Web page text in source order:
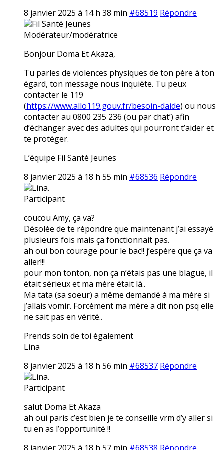
8 janvier 2025 à 14 h 38 min #68519 Répondre
Fil Santé Jeunes
Modérateur/modératrice
Bonjour Doma Et Akaza,
Tu parles de violences physiques de ton père à ton
égard, ton message nous inquiète. Tu peux
contacter le 119
(https://www.allo119.gouv.fr/besoin-daide) ou nous
contacter au 0800 235 236 (ou par chat’) afin
d’échanger avec des adultes qui pourront t’aider et
te protéger.
L’équipe Fil Santé Jeunes
8 janvier 2025 à 18 h 55 min #68536 Répondre
Lina.
Participant
coucou Amy, ça va?
Désolée de te répondre que maintenant j’ai essayé
plusieurs fois mais ça fonctionnait pas.
ah oui bon courage pour le bac!! j’espère que ça va
aller!!!
pour mon tonton, non ça n’étais pas une blague, il
était sérieux et ma mère était là..
Ma tata (sa soeur) a même demandé à ma mère si
j’allais vomir. Forcément ma mère a dit non psq elle
ne sait pas en vérité..
Prends soin de toi également
Lina
8 janvier 2025 à 18 h 56 min #68537 Répondre
Lina.
Participant
salut Doma Et Akaza
ah oui paris c’est bien je te conseille vrm d’y aller si
tu en as l’opportunité !!